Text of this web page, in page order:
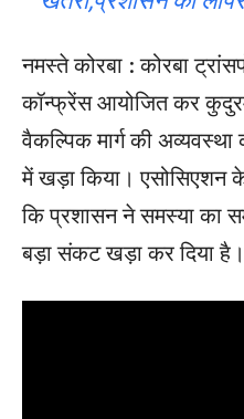
नमस्ते कोरबा : कोरबा
कॉन्फ्रेंस आयोजित कर
वैकल्पिक मार्ग की
में खड़ा किया। एसोसिएशन
कि प्रशासन ने समस्या का
बड़ा संकट खड़ा कर दिया है।